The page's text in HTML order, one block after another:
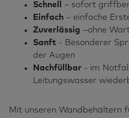
Schnell
– sofort
Einfach – einfache
Zuverlässig –ohne
Sanft - Besonderer
der Augen
Nachfüllbar - im
Leitungswasser
Mit unseren Wandbehältern